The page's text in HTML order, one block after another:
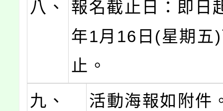
八、
報名截止日：即日
年1月16日(星期五
止。
九、
活動海報如附件